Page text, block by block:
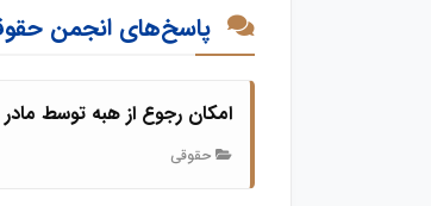
پاسخ‌های انجمن
امکان رجوع از هبه توسط مادر
حقوقی